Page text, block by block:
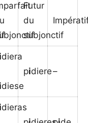
Futur
du
subjonctif
idiera
idiese
pidiere–
idieras